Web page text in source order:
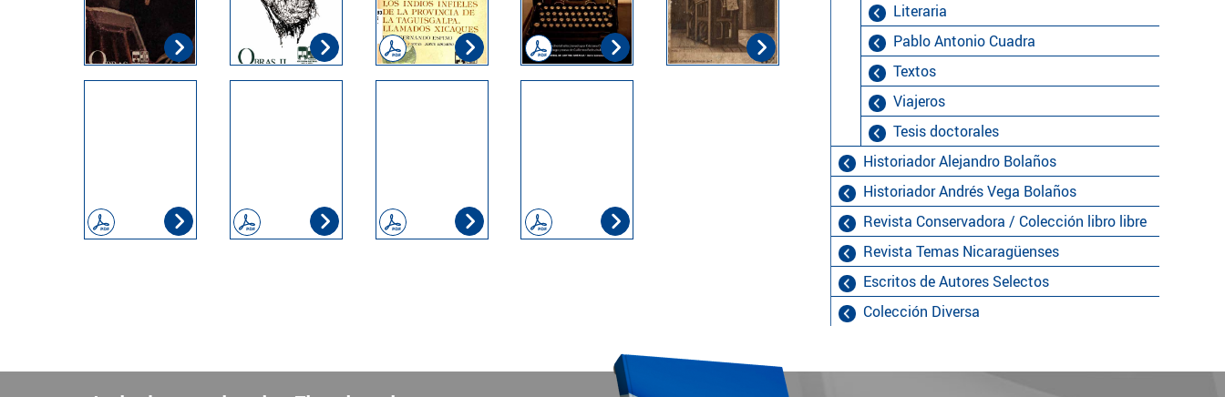
Literaria
Pablo Antonio Cuadra
Textos
Viajeros
Tesis doctorales
Historiador Alejandro Bolaños
Historiador Andrés Vega Bolaños
Revista Conservadora / Colección libro libre
Revista Temas Nicaragüenses
Escritos de Autores Selectos
Colección Diversa